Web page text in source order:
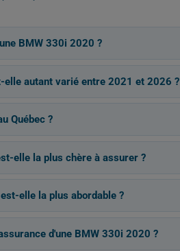
BMW 330i 2020 ?
autant varié entre 2021 et 2026 ?
Québec ?
elle la plus chère à assurer ?
elle la plus abordable ?
d'une BMW 330i 2020 ?